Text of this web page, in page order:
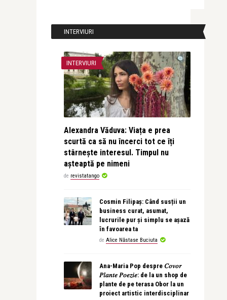
INTERVIURI
INTERVIURI
Alexandra Văduva: Viața e prea
scurtă ca să nu încerci tot ce îți
stârnește interesul. Timpul nu
așteaptă pe nimeni
de revistatango
Cosmin Filipaș: Când susții un
business curat, asumat,
lucrurile pur și simplu se așază
în favoarea ta
de Alice Năstase Buciuta
Ana-Maria Pop despre 𝐶𝑜𝑣𝑜𝑟
𝑃𝑙𝑎𝑛𝑡𝑒 𝑃𝑜𝑒𝑧𝑖𝑒: de la un shop de
plante de pe terasa Obor la un
proiect artistic interdisciplinar